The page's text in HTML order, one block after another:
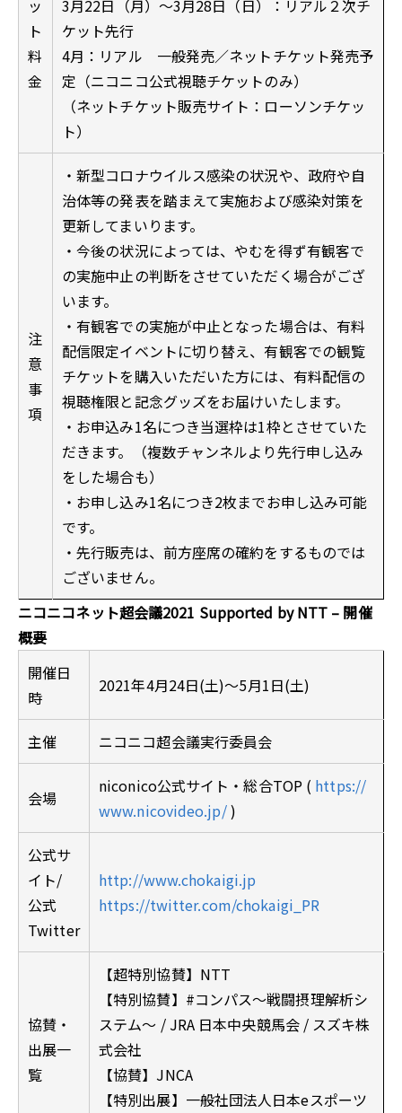
ッ
ト
料
金
3月22日（月）〜3月28日（日）：リアル２次チ
ケット先行
4月：リアル 一般発売／ネットチケット発売予
定（ニコニコ公式視聴チケットのみ）
（ネットチケット販売サイト：ローソンチケッ
ト）
注
意
事
項
・新型コロナウイルス感染の状況や、政府や自
治体等の発表を踏まえて実施および感染対策を
更新してまいります。
・今後の状況によっては、やむを得ず有観客で
の実施中止の判断をさせていただく場合がござ
います。
・有観客での実施が中止となった場合は、有料
配信限定イベントに切り替え、有観客での観覧
チケットを購入いただいた方には、有料配信の
視聴権限と記念グッズをお届けいたします。
・お申込み1名につき当選枠は1枠とさせていた
だきます。（複数チャンネルより先行申し込み
をした場合も）
・お申し込み1名につき2枚までお申し込み可能
です。
・先行販売は、前方座席の確約をするものでは
ございません。
ニコニコネット超会議2021 Supported by NTT – 開催
概要
開催日
時
2021年4月24日(土)〜5月1日(土)
主催 ニコニコ超会議実行委員会
会場
niconico公式サイト・総合TOP ( https://
www.nicovideo.jp/)
公式サ
イト/
公式
Twitter
http://www.chokaigi.jp
https://twitter.com/chokaigi_PR
協賛・
出展一
覧
【超特別協賛】NTT
【特別協賛】#コンパス～戦闘摂理解析シ
ステム～ / JRA 日本中央競馬会 / スズキ株
式会社
【協賛】JNCA
【特別出展】一般社団法人日本eスポーツ